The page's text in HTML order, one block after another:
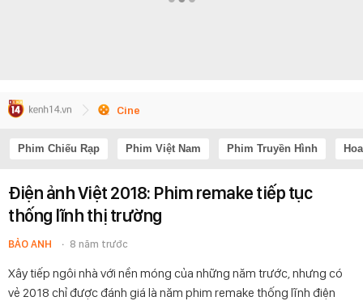
Cine
Phim Chiếu Rạp Phim Việt Nam Phim Truyền Hình
Điện ảnh Việt 2018: Phim remake tiếp tục
thống lĩnh thị trường
BẢO ANH 8 năm trước
Xây tiếp ngôi nhà với nền móng của những năm trước, nhưng có
vẻ 2018 chỉ được đánh giá là năm phim remake thống lĩnh điện